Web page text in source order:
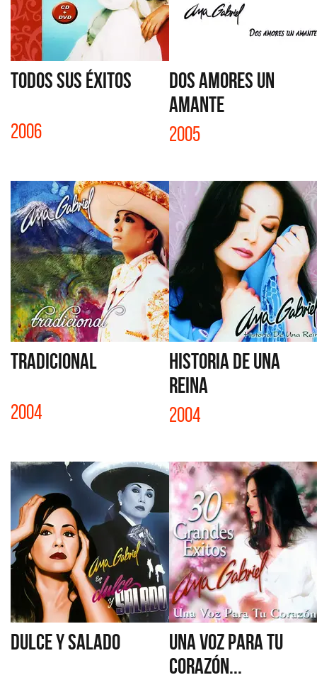
TODOS SUS ÉXITOS
2006
DOS AMORES UN
AMANTE
2005
TRADICIONAL
2004
HISTORIA DE UNA
REINA
2004
DULCE Y SALADO
UNA VOZ PARA TU
CORAZÓN...